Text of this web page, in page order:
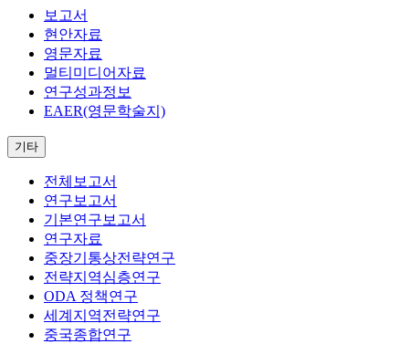
보고서
현안자료
영문자료
멀티미디어자료
연구성과정보
EAER(영문학술지)
기타
전체보고서
연구보고서
기본연구보고서
연구자료
중장기통상전략연구
전략지역심층연구
ODA 정책연구
세계지역전략연구
중국종합연구